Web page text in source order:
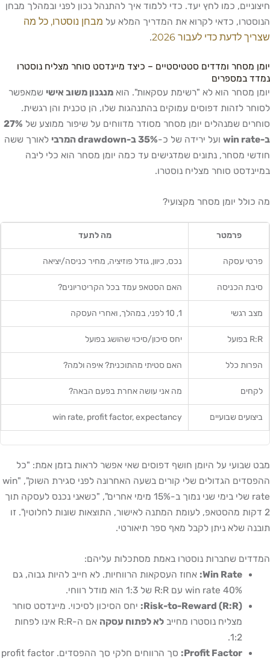
חיצוניים, כמו לחץ יעד. כדי ללמוד איך להתנהל נכון לפני ובמהלך מבחן
הנוסטרו, כדאי לקרוא את המדריך המלא על מבחן נוסטרו, כל מה
שצריך לדעת כדי לעבור 2026
.
יומן מסחר ומדדים סטטיסטיים – כיצד מיינדסט סוחר מצליח נוסטרו
נמדד במספרים
יומן מסחר הוא לא "רשימת עסקאות". הוא מנגנון משוב אישי שמאפשר
לסוחר לזהות דפוסים עמוקים בהתנהגות שלו, הן טכנית והן רגשית.
סוחרים שמנהלים יומן מסחר מסודר מדווחים על שיפור ממוצע של 27%
ב-win rate
ועל ירידה של כ-35% ב-drawdown המרבי
לאורך ששה
חודשי מסחר, נתונים שמדגישים עד כמה יומן מסחר הוא כלי ליבה
במיינדסט סוחר מצליח נוסטרו.
מה כולל יומן מסחר מקצועי?
פרמטר מה לתעד
פרטי עסקה נכס, כיוון, גודל פוזיציה, מחיר כניסה/יציאה
סיבת הכניסה האם הסטאפ עמד בכל הקריטריונים?
מצב רגשי 1, 10 לפני, במהלך, ואחרי העסקה
R:R בפועל יחס סיכון/סיכוי שהושג בפועל
הפרות כלל האם סטיתי מהתוכנית? איפה ולמה?
לקחים מה אני עושה אחרת בפעם הבאה?
ביצועים שבועיים win rate, profit factor, expectancy
מבט שבועי על היומן חושף דפוסים שאי אפשר לראות בזמן אמת: "כל
ההפסדים הגדולים שלי קורים בשעה האחרונה לפני סגירת השוק", "win
rate שלי בימי שני נמוך ב-15% מימי אחרים", "כשאני נכנס לעסקה תוך
2 דקות מהסטאפ, לעומת המתנה לאישור, התוצאות שונות לחלוטין". זו
תובנה שלא ניתן לקבל מאף ספר תיאורטי.
המדדים שחברות נוסטרו באמת מסתכלות עליהם:
Win Rate: אחוז העסקאות הרווחיות. לא חייב להיות גבוה, גם
40% win rate עם R:R של 1:3 הוא מודל רווחי.
Risk-to-Reward (R:R):
יחס הסיכון לסיכוי. מיינדסט סוחר
מצליח נוסטרו מחייבלא לפתוח עסקה
אם ה-R:R אינו לפחות
1:2.
Profit Factor:
סך הרווחים חלקי סך ההפסדים. profit factor